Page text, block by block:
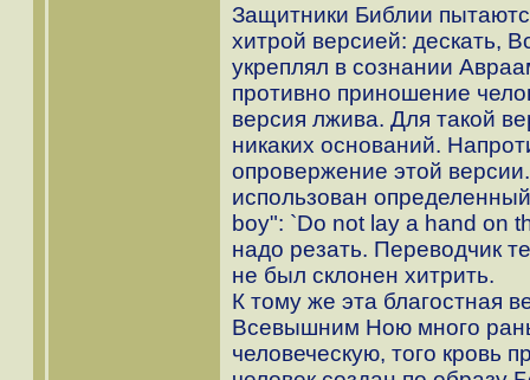
Защитники Библии
хитрой версией: дескать,
укреплял в сознании
противно приношение
версия лжива. Для такой
никаких оснований.
опровержение этой
использован
boy": `Do not lay a hand on
надо резать. Переводчик
не был склонен хитрить.
К тому же эта благостная
Всевышним Ною много
человеческую, того кровь